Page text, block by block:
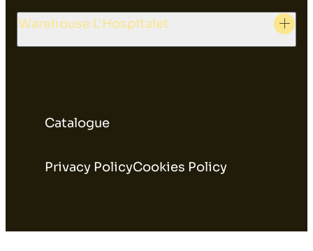
Catalogue
Privacy PolicyCookies Policy
Warehouse L'Hospitalet